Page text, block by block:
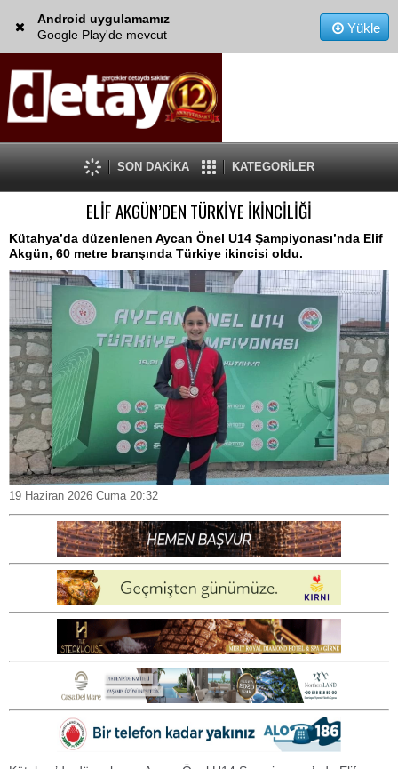
Android uygulamamız
Google Play'de mevcut
Yükle
SON DAKİKA KATEGORİLER
ELİF AKGÜN’DEN TÜRKİYE İKİNCİLİĞİ
Kütahya’da düzenlenen Aycan Önel U14 Şampiyonası’nda Elif
Akgün, 60 metre branşında Türkiye ikincisi oldu.
19 Haziran 2026 Cuma 20:32